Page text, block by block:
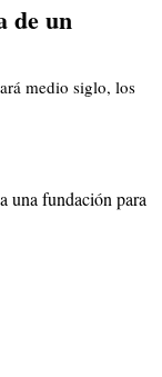
de un
medio siglo, los